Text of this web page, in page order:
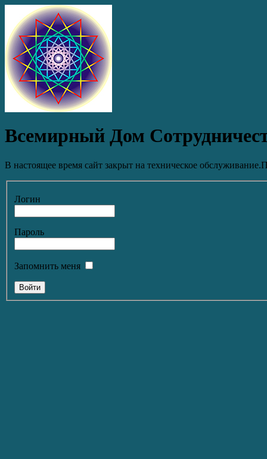
Всемирный Дом
В настоящее время сайт закрыт на техническое
Логин
Пароль
Запомнить меня